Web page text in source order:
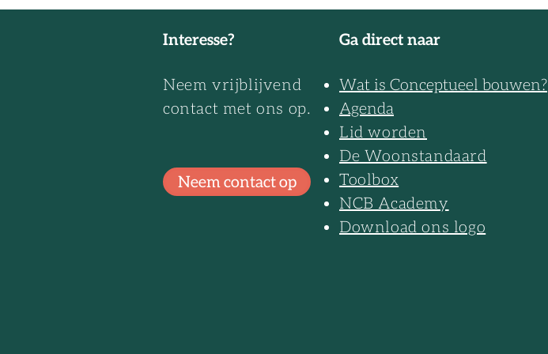
circulair en conceptueel bouwen
marktpartijen geven circulair en
Interesse?
Neem vrijblijvend
contact met ons op.
Neem contact op
Ga direct naar
Wat is Conceptueel bouwen?
Agenda
Lid worden
De Woonstandaard
Toolbox
NCB Academy
Download ons logo